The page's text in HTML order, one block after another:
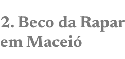
2. Beco da
em Maceió